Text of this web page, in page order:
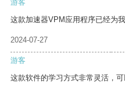
游客
这款加速器VPM应用程序已经为
2024-07-27
游客
这款软件的学习方式非常灵活，